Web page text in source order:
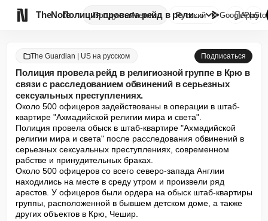
TheNote ПродуктыАгенты Полиция провела рейд в религио...
Русский GooglePlay

The Guardian | US на русском Подписаться
Полиция провела рейд в религиозной группе в Крю в
связи с расследованием обвинений в серьезных
сексуальных преступлениях.
Около 500 офицеров задействованы в операции в штаб-
квартире "Ахмадийской религии мира и света".
Полиция провела обыск в штаб-квартире "Ахмадийской
религии мира и света" после расследования обвинений в
серьезных сексуальных преступлениях, современном
рабстве и принудительных браках.
Около 500 офицеров со всего северо-запада Англии
находились на месте в среду утром и произвели ряд
арестов. У офицеров были ордера на обыск штаб-квартиры
группы, расположенной в бывшем детском доме, а также
других объектов в Крю, Чешир.